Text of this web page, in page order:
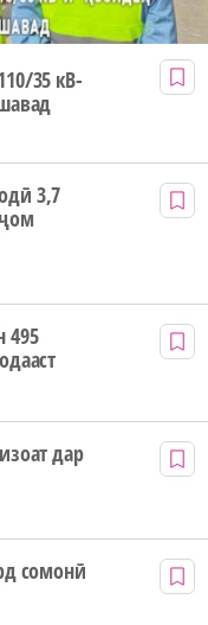
35 кВ-
3,7
495
дар
сомонӣ